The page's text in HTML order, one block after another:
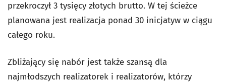
przekroczył 3 tysięcy złotych brutto. W tej ścieżce
planowana jest realizacja ponad 30 inicjatyw w ciągu
całego roku.
Zbliżający się nabór jest także szansą dla
najmłodszych realizatorek i realizatorów, którzy